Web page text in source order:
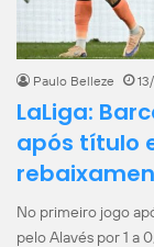
Paulo Belleze
LaLiga:
após título
No primeiro jogo
pelo Alavés por 1 a